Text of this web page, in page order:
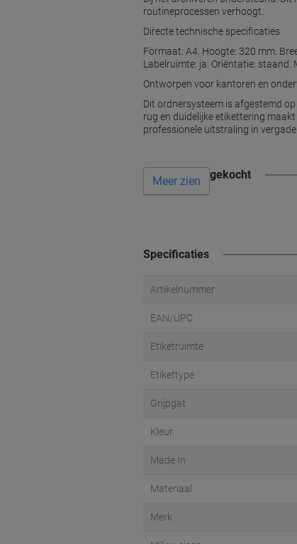
routineprocessen verhoogt.
Directe technische specificaties
Formaat: A4. Hoogte: 320 mm.
Labelruimte: ja. Oriëntatie: staand.
Ontworpen voor kantoren en
Dit ordnersysteem is afgestemd
rug en duidelijke etikettering
professionele uitstraling in
Vaak samen gekocht
Meer zien
Specificaties
Artikelnummer
EAN/UPC
Etiketruimte
Etikettype
Grijpgat
Kleur
Made In
Materiaal
Merk